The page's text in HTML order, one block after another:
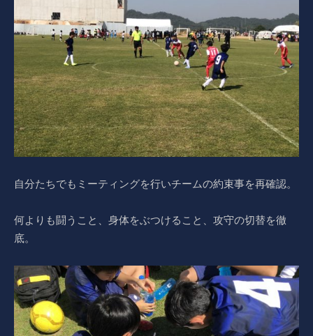
自分たちでもミーティングを行いチームの約束事を再確認。
何よりも闘うこと、身体をぶつけること、攻守の切替を徹
底。